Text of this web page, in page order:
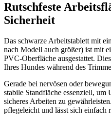
Rutschfeste
Sicherheit
Das schwarze Arbeitstablett mit
nach Modell auch größer) ist mit
PVC-Oberfläche ausgestattet.
Ihres Hundes während des
Gerade bei nervösen oder
stabile Standfläche essenziell,
sicheres Arbeiten zu
pflegeleicht und lässt sich einfach